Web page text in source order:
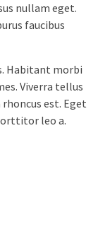
nullam eget.
faucibus
Habitant morbi
Viverra tellus
est. Eget
leo a.